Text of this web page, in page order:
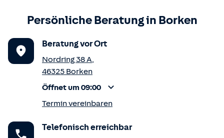
Persönliche Beratung in Borken
Beratung vor Ort
Nordring 38 A,
46325 Borken
Öffnet um 09:00
Termin vereinbaren
Telefonisch erreichbar